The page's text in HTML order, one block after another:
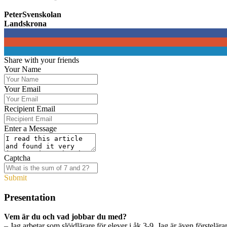
PeterSvenskolan
Landskrona
Share with your friends
Your Name
Your Email
Recipient Email
Enter a Message
Captcha
Submit
Presentation
Vem är du och vad jobbar du med?